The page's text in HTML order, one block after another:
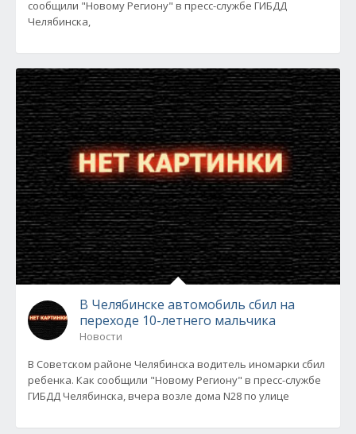
сообщили "Новому Региону" в пресс-службе ГИБДД
Челябинска,
В Челябинске автомобиль сбил на
переходе 10-летнего мальчика
Новости
В Советском районе Челябинска водитель иномарки сбил
ребенка. Как сообщили "Новому Региону" в пресс-службе
ГИБДД Челябинска, вчера возле дома N28 по улице